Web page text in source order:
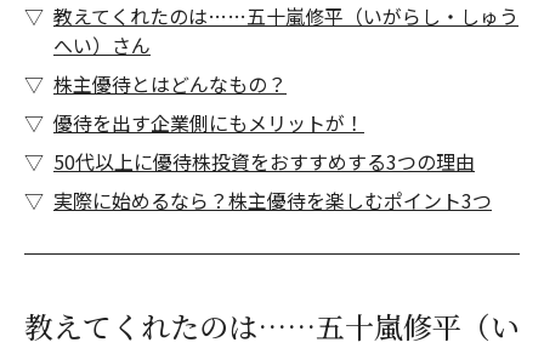
教えてくれたのは……五十嵐修平（いがらし・しゅう
へい）さん
株主優待とはどんなもの？
優待を出す企業側にもメリットが！
50代以上に優待株投資をおすすめする3つの理由
実際に始めるなら？株主優待を楽しむポイント3つ
教えてくれたのは……五十嵐修平（い